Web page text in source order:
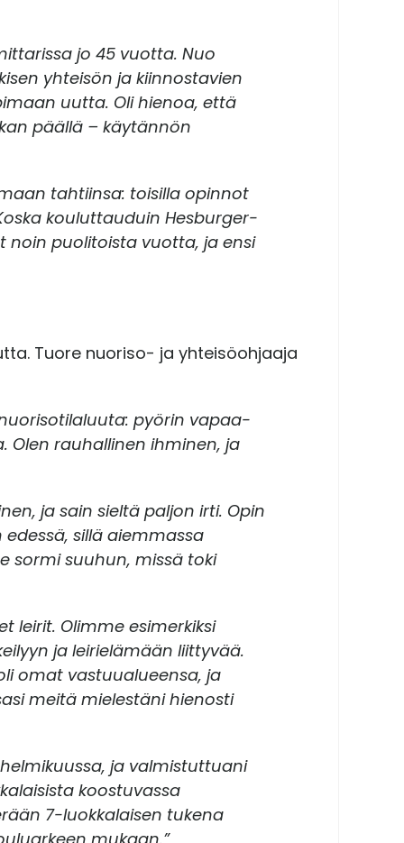
jo 45 vuotta. Nuo
yhteisön ja kiinnostavien
uutta. Oli hienoa, että
päällä – käytännön
tahtiinsa: toisilla opinnot
kouluttauduin Hesburger-
noin puolitoista vuotta, ja ensi
Tuore nuoriso- ja yhteisöohjaaja
pyörin vapaa-
Olen rauhallinen ihminen, ja
ja sain sieltä paljon irti. Opin
sillä aiemmassa
sormi suuhun, missä toki
leirit. Olimme esimerkiksi
ja leirielämään liittyvää.
omat vastuualueensa, ja
meitä mielestäni hienosti
ja valmistuttuani
koostuvassa
7-luokkalaisen tukena